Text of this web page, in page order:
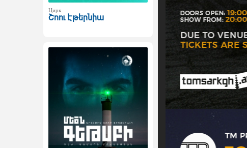
Цирк
Շոու Էթերնիա